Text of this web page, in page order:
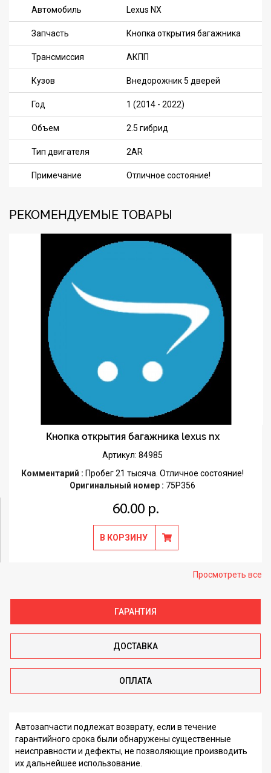
Автомобиль Lexus NX
Запчасть Кнопка открытия багажника
Трансмиссия АКПП
Кузов Внедорожник 5 дверей
Год 1 (2014 - 2022)
Объем 2.5 гибрид
Тип двигателя 2AR
Примечание Отличное состояние!
РЕКОМЕНДУЕМЫЕ ТОВАРЫ
Кнопка открытия багажника lexus nx
Артикул: 84985
Комментарий : Пробег 21 тысяча. Отличное состояние!
Оригинальный номер : 75P356
60.00 р.
В КОРЗИНУ
Просмотреть все
ГАРАНТИЯ
ДОСТАВКА
ОПЛАТА
Автозапчасти подлежат возврату, если в течение
гарантийного срока были обнаружены существенные
неисправности и дефекты, не позволяющие производить
их дальнейшее использование.